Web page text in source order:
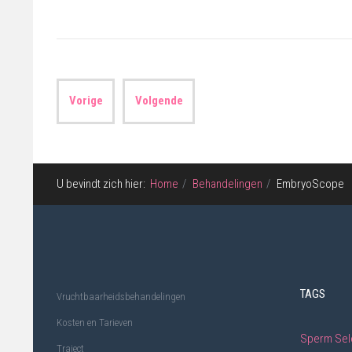
Vorige Volgende
U bevindt zich hier: Home Behandelingen EmbryoScope
Vruchtbaarheidsbehandelingen
Kosten en Tarieven
Traject
TAGS
Sperm